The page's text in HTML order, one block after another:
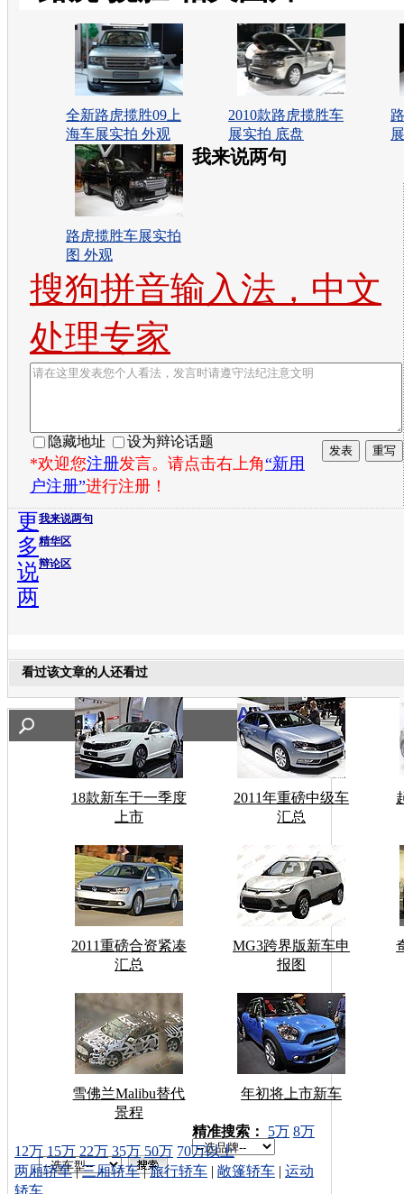
全新路虎揽胜09上
海车展实拍 外观
2010款路虎揽胜车
展实拍 底盘
路虎揽胜车展实拍
图 外观
我来说两句
搜狗拼音输入法，中文
处理专家
隐藏地址 设为辩论话题
*欢迎您注册发言。请点击右上角“新用
户注册”进行注册！
我来说两句
精华区
辩论区
更
多
说
两
看过该文章的人还看过
18款新车于一季度
上市
2011年重磅中级车
汇总
2011重磅合资紧凑
汇总
MG3跨界版新车申
报图
雪佛兰Malibu替代
景程
年初将上市新车
车型搜索：
精准搜索： 5万 8万
12万 15万 22万 35万 50万 70万以上
两厢轿车|三厢轿车|旅行轿车 | 敞篷轿车 | 运动
轿车